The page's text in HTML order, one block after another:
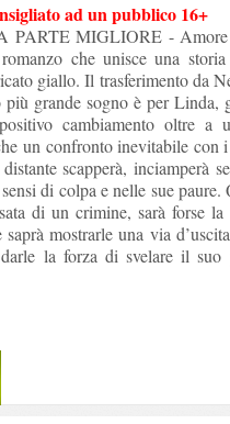
ad un pubblico 16+
PARTE MIGLIORE -
che unisce una
giallo. Il trasferimento da
grande sogno è per Linda,
cambiamento oltre a
un confronto inevitabile
scapperà, inciamperà
di colpa e nelle sue paure.
di un crimine, sarà forse
saprà mostrarle una via
la forza di svelare il suo